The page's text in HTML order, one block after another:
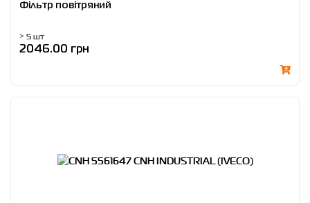
Фільтр повітряний
> 5 шт
2046.00 грн